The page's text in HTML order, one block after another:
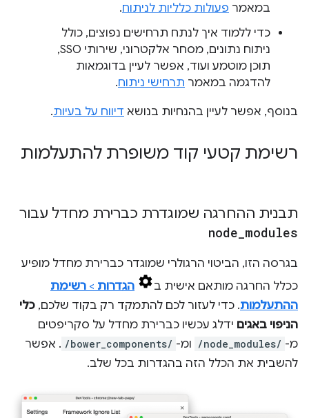
במאמר פעולות כלליות לניתוח.
כדי ללמוד איך לנתח תרחישים נפוצים, כולל
ניתוח נתונים, מסחר אלקטרוני, שירותי SSO,
תוכן מוטמע ועוד, אפשר לעיין בדוגמאות
להדגמה במאמר תרחישי ניתוח.
בנוסף, אפשר לעיין בהנחיות בנושא דיווח על בעיות.
רשימת קטעי קוד משופרת להתעלמות
תבנית ההחרגה שמוגדרת כברירת מחדל עבור
node modules
בגרסה הזו, הביטוי הרגולרי שמוגדר כברירת מחדל מופיע
ככלל החרגה מותאם אישית ב
הגדרות > רשימת
ההתעלמות. כדי לעזור לכם להתמקד רק בקוד שלכם, כלי
הניפוי באגים ידלג עכשיו כברירת מחדל על סקריפטים
מ- /node_modules/ ומ- /bower_components/ . אפשר
להשבית את הכלל הזה בהגדרות בכל שלב.